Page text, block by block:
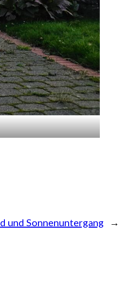
und Sonnenuntergang →